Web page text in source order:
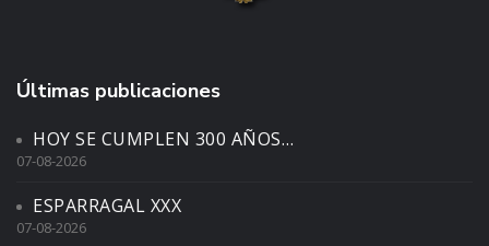
Últimas publicaciones
HOY SE CUMPLEN 300 AÑOS…
07-08-2026
ESPARRAGAL XXX
07-08-2026